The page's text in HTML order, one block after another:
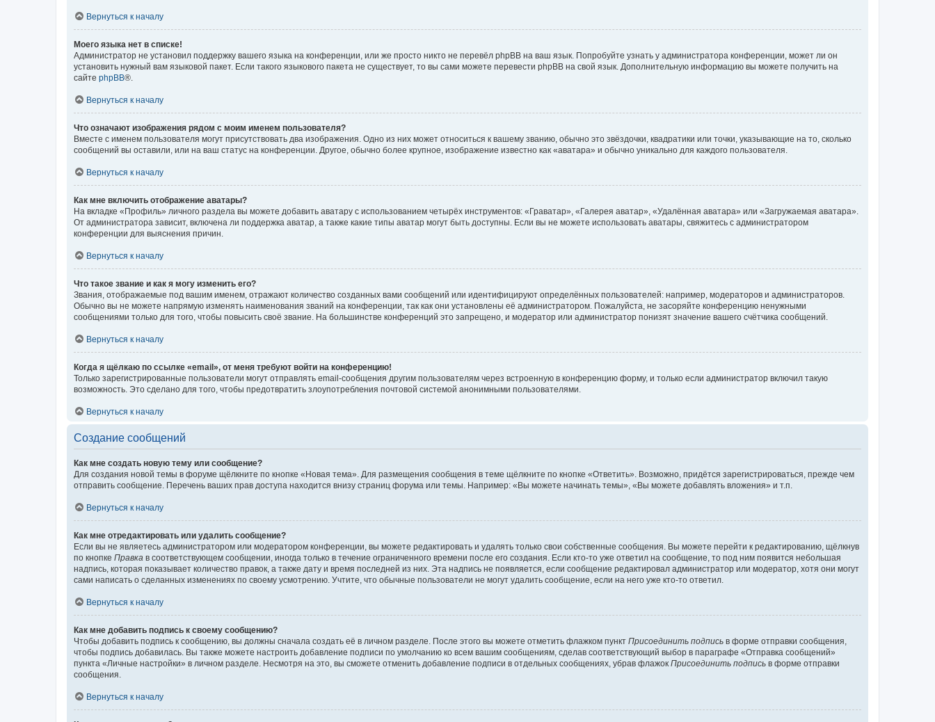
Вернуться к началу
Моего языка нет в списке!
Администратор не установил поддержку вашего языка на конференции, или же просто никто не перевёл phpBB на ваш язык. Попробуйте узнать у администратора конференции, может ли он
установить нужный вам языковой пакет. Если такого языкового пакета не существует, то вы сами можете перевести phpBB на свой язык. Дополнительную информацию вы можете получить на
сайте phpBB®.
Вернуться к началу
Что означают изображения рядом с моим именем пользователя?
Вместе с именем пользователя могут присутствовать два изображения. Одно из них может относиться к вашему званию, обычно это звёздочки, квадратики или точки, указывающие на то, сколько
сообщений вы оставили, или на ваш статус на конференции. Другое, обычно более крупное, изображение известно как «аватара» и обычно уникально для каждого пользователя.
Вернуться к началу
Как мне включить отображение аватары?
На вкладке «Профиль» личного раздела вы можете добавить аватару с использованием четырёх инструментов: «Граватар», «Галерея аватар», «Удалённая аватара» или «Загружаемая аватара».
От администратора зависит, включена ли поддержка аватар, а также какие типы аватар могут быть доступны. Если вы не можете использовать аватары, свяжитесь с администратором
конференции для выяснения причин.
Вернуться к началу
Что такое звание и как я могу изменить его?
Звания, отображаемые под вашим именем, отражают количество созданных вами сообщений или идентифицируют определённых пользователей: например, модераторов и администраторов.
Обычно вы не можете напрямую изменять наименования званий на конференции, так как они установлены её администратором. Пожалуйста, не засоряйте конференцию ненужными
сообщениями только для того, чтобы повысить своё звание. На большинстве конференций это запрещено, и модератор или администратор понизят значение вашего счётчика сообщений.
Вернуться к началу
Когда я щёлкаю по ссылке «email», от меня требуют войти на конференцию!
Только зарегистрированные пользователи могут отправлять email-сообщения другим пользователям через встроенную в конференцию форму, и только если администратор включил такую
возможность. Это сделано для того, чтобы предотвратить злоупотребления почтовой системой анонимными пользователями.
Вернуться к началу
Создание сообщений
Как мне создать новую тему или сообщение?
Для создания новой темы в форуме щёлкните по кнопке «Новая тема». Для размещения сообщения в теме щёлкните по кнопке «Ответить». Возможно, придётся зарегистрироваться, прежде чем
отправить сообщение. Перечень ваших прав доступа находится внизу страниц форума или темы. Например: «Вы можете начинать темы», «Вы можете добавлять вложения» и т.п.
Вернуться к началу
Как мне отредактировать или удалить сообщение?
Если вы не являетесь администратором или модератором конференции, вы можете редактировать и удалять только свои собственные сообщения. Вы можете перейти к редактированию, щёлкнув
по кнопке Правка в соответствующем сообщении, иногда только в течение ограниченного времени после его создания. Если кто-то уже ответил на сообщение, то под ним появится небольшая
надпись, которая показывает количество правок, а также дату и время последней из них. Эта надпись не появляется, если сообщение редактировал администратор или модератор, хотя они могут
сами написать о сделанных изменениях по своему усмотрению. Учтите, что обычные пользователи не могут удалить сообщение, если на него уже кто-то ответил.
Вернуться к началу
Как мне добавить подпись к своему сообщению?
Чтобы добавить подпись к сообщению, вы должны сначала создать её в личном разделе. После этого вы можете отметить флажком пункт Присоединить подпись в форме отправки сообщения,
чтобы подпись добавилась. Вы также можете настроить добавление подписи по умолчанию ко всем вашим сообщениям, сделав соответствующий выбор в параграфе «Отправка сообщений»
пункта «Личные настройки» в личном разделе. Несмотря на это, вы сможете отменить добавление подписи в отдельных сообщениях, убрав флажок Присоединить подпись в форме отправки
сообщения.
Вернуться к началу